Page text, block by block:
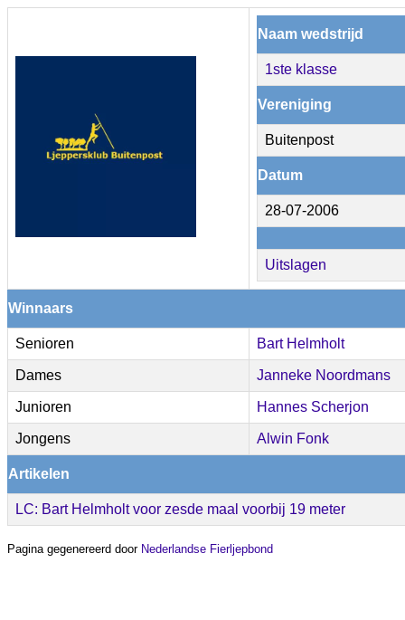
Naam wedstrijd
1ste klasse
Vereniging
Buitenpost
Datum
28-07-2006
Uitslagen
Winnaars
Senioren Bart Helmholt
Dames Janneke Noordmans
Junioren Hannes Scherjon
Jongens Alwin Fonk
Artikelen
LC: Bart Helmholt voor zesde maal voorbij 19 meter
Pagina gegenereerd door Nederlandse Fierljepbond